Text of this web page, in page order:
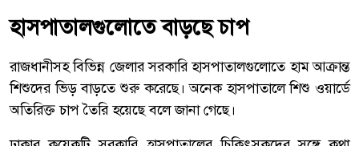
হাসপাতালগুলোতে বাড়ছে চাপ
রাজধানীসহ বিভিন্ন জেলার সরকারি হাসপাতালগুলোতে হাম আক্রান্ত
শিশুদের ভিড় বাড়তে শুরু করেছে। অনেক হাসপাতালে শিশু ওয়ার্ডে
অতিরিক্ত চাপ তৈরি হয়েছে বলে জানা গেছে।